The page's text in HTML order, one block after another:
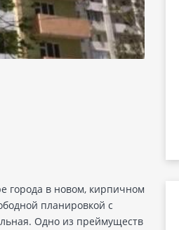
города в новом, кирпичном
планировкой с
Одно из преймуществ